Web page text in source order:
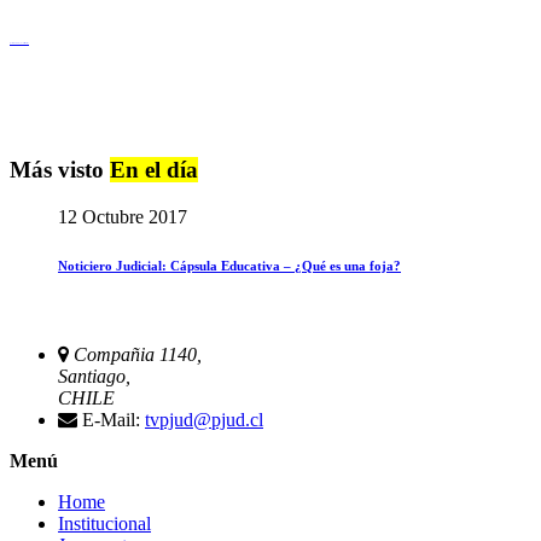
Más visto En el día
12 Octubre 2017
Noticiero Judicial: Cápsula Educativa – ¿Qué es una foja?
Compañia 1140,
Santiago,
CHILE
E-Mail: tvpjud@pjud.cl
Menú
Home
Institucional